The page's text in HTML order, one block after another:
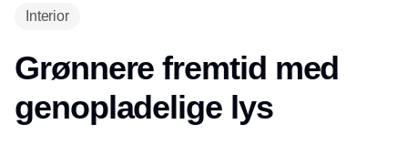
Interior
Grønnere fremtid med
genopladelige lys